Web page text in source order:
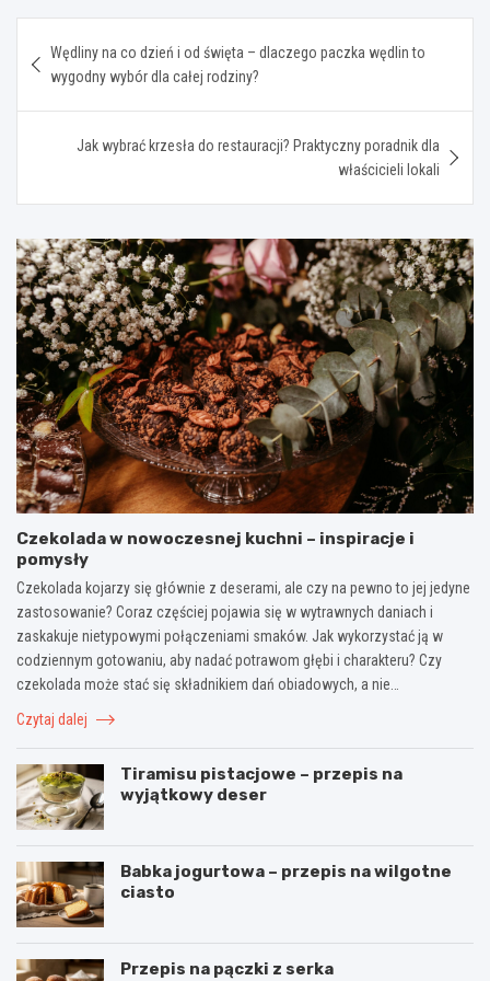
wpisu
Wędliny na co dzień i od święta – dlaczego paczka wędlin to
wygodny wybór dla całej rodziny?
Jak wybrać krzesła do restauracji? Praktyczny poradnik dla
właścicieli lokali
Czekolada w nowoczesnej kuchni – inspiracje i
pomysły
Czekolada kojarzy się głównie z deserami, ale czy na pewno to jej jedyne
zastosowanie? Coraz częściej pojawia się w wytrawnych daniach i
zaskakuje nietypowymi połączeniami smaków. Jak wykorzystać ją w
codziennym gotowaniu, aby nadać potrawom głębi i charakteru? Czy
czekolada może stać się składnikiem dań obiadowych, a nie…
Czytaj dalej
Tiramisu pistacjowe – przepis na
wyjątkowy deser
Babka jogurtowa – przepis na wilgotne
ciasto
Przepis na pączki z serka